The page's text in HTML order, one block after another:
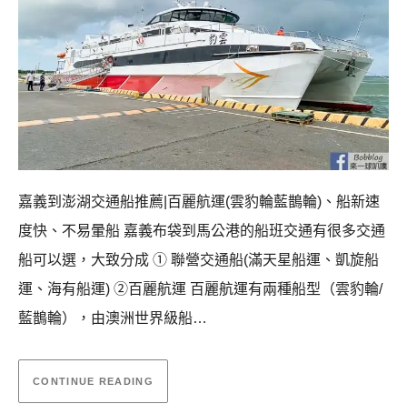
嘉義到澎湖交通船推薦|百麗航運(雲豹輪藍鵲輪)、船新速
度快、不易暈船 嘉義布袋到馬公港的船班交通有很多交通
船可以選，大致分成 ① 聯營交通船(滿天星船運、凱旋船
運、海有船運) ②百麗航運 百麗航運有兩種船型（雲豹輪/
藍鵲輪），由澳洲世界級船…
CONTINUE READING